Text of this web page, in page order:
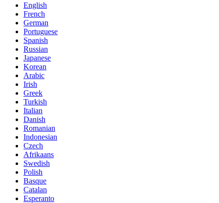
English
French
German
Portuguese
Spanish
Russian
Japanese
Korean
Arabic
Irish
Greek
Turkish
Italian
Danish
Romanian
Indonesian
Czech
Afrikaans
Swedish
Polish
Basque
Catalan
Esperanto